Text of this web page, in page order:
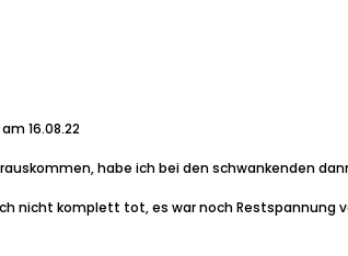
16.08.22
habe ich bei den schwankenden
nicht komplett tot, es war noch Restspannung